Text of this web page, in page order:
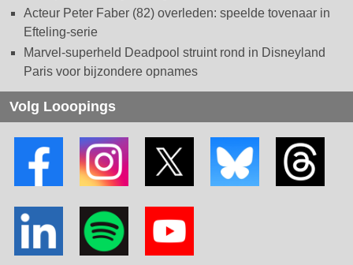
Acteur Peter Faber (82) overleden: speelde tovenaar in
Efteling-serie
Marvel-superheld Deadpool struint rond in Disneyland
Paris voor bijzondere opnames
Volg Looopings